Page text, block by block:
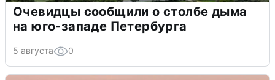
Очевидцы сообщили о столбе дыма
на юго-западе Петербурга
5 августа 0